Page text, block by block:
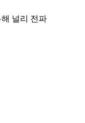
널리 전파